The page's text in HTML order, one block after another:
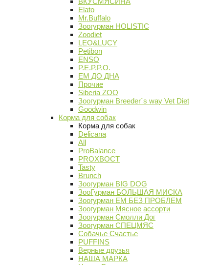
Elato
Mr.Buffalo
Зоогурман HOLISTIC
Zoodiet
LEO&LUCY
Petibon
ENSO
P.E.P.P.O.
ЕМ ДО ДНА
Прочие
Siberia ZOO
Зоогурман Breeder`s way Vet Diet
Goodwin
Корма для собак
Корма для собак
Delicana
All
ProBalance
PROХВОСТ
Tasty
Brunch
Зоогурман BIG DOG
ЗооГурман БОЛЬШАЯ МИСКА
Зоогурман ЕМ БЕЗ ПРОБЛЕМ
Зоогурман Мясное ассорти
Зоогурман Смолли Дог
Зоогурман СПЕЦМЯС
Собачье Счастье
PUFFINS
Верные друзья
НАША МАРКА